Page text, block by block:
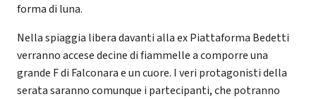
forma di luna.
Nella spiaggia libera davanti alla ex Piattaforma Bedetti
verranno accese decine di fiammelle a comporre una
grande F di Falconara e un cuore. I veri protagonisti della
serata saranno comunque i partecipanti, che potranno